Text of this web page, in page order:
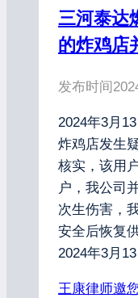
三河泰达
的炸鸡店
发布时间
2024年3月
炸鸡店发生
核实，该用
户，我公司
次生伤害，
安全后恢复
2024年3月13
王康律师邀